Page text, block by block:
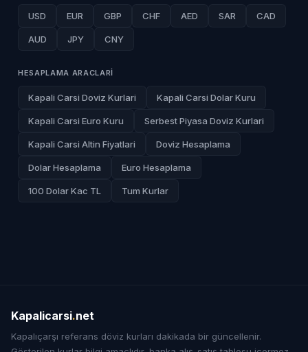
USD EUR GBP CHF AED SAR CAD
AUD JPY CNY
HESAPLAMA ARACLARI
Kapali Carsi Doviz Kurlari Kapali Carsi Dolar Kuru
Kapali Carsi Euro Kuru Serbest Piyasa Doviz Kurlari
Kapali Carsi Altin Fiyatlari Doviz Hesaplama
Dolar Hesaplama Euro Hesaplama
100 Dolar Kac TL Tum Kurlar
Kapalicarsi.net
Kapalıçarşı referans döviz kurları dakikada bir güncellenir.